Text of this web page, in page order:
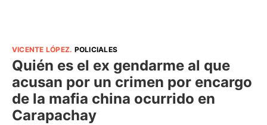
VICENTE LÓPEZ. POLICIALES
Quién es el ex gendarme al que
acusan por un crimen por encargo
de la mafia china ocurrido en
Carapachay